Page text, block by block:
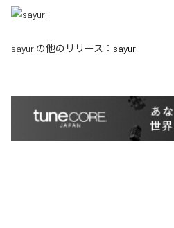
sayuriの他のリリース： sayuri